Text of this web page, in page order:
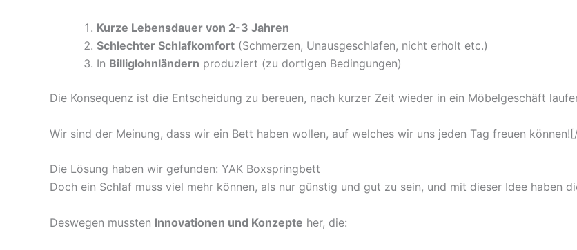
Kurze Lebensdauer von 2-3 Jahren
Schlechter Schlafkomfort (Schmerzen, Unausgeschlafen, nicht erholt etc.)
In Billiglohnländern produziert (zu dortigen Bedingungen)
Die Konsequenz ist die Entscheidung zu bereuen, nach kurzer Zeit wieder in ein Möbelgeschäft
Wir sind der Meinung, dass wir ein Bett haben wollen, auf welches wir uns jeden Tag freuen
Die Lösung haben wir gefunden: YAK Boxspringbett
Doch ein Schlaf muss viel mehr können, als nur günstig und gut zu sein, und mit dieser Idee haben
Deswegen mussten Innovationen und Konzepte her, die: